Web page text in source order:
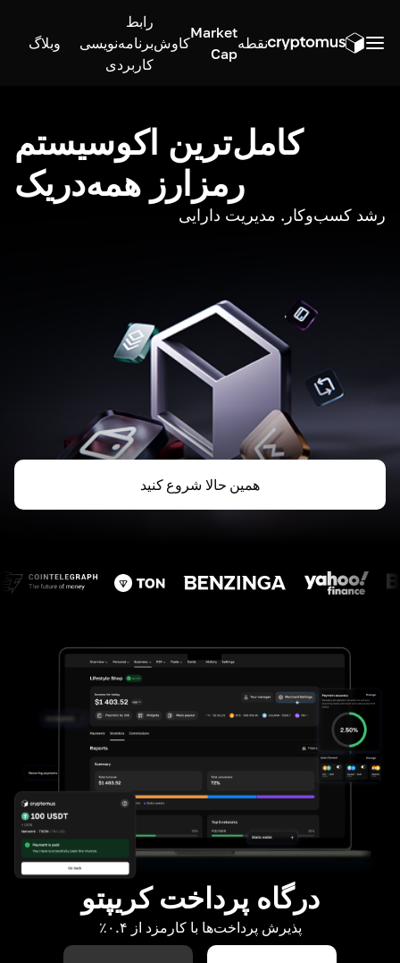
نقطه
Market
Cap
کاوش
رابط
برنامه‌نویسی
کاربردی
وبلاگ
کامل‌ترین اکوسیستم
رمزارز همه‌در‌یک
رشد کسب‌وکار. مدیریت دارایی
همین حالا شروع کنید
درگاه پرداخت کریپتو
پذیرش پرداخت‌ها با کارمزد از ۰.۴٪